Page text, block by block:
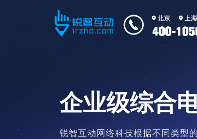
企业级综合
锐智互动网络科技根据不同类型